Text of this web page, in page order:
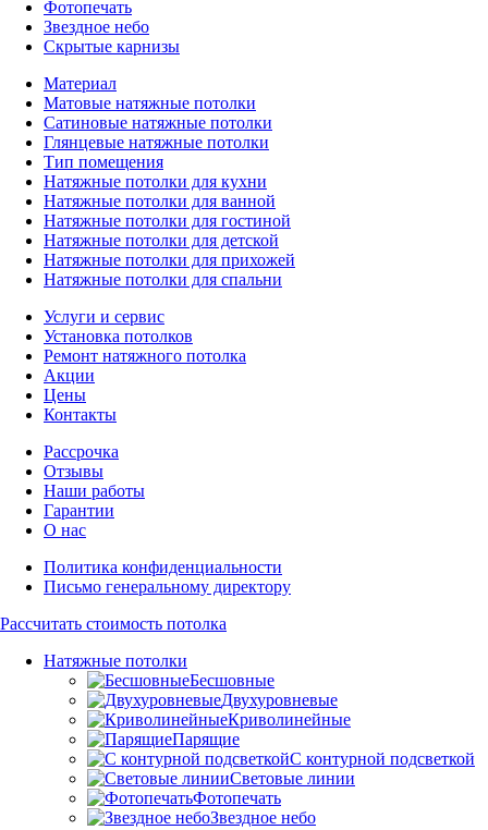
Фотопечать
Звездное небо
Скрытые карнизы
Материал
Матовые натяжные потолки
Сатиновые натяжные потолки
Глянцевые натяжные потолки
Тип помещения
Натяжные потолки для кухни
Натяжные потолки для ванной
Натяжные потолки для гостиной
Натяжные потолки для детской
Натяжные потолки для прихожей
Натяжные потолки для спальни
Услуги и сервис
Установка потолков
Ремонт натяжного потолка
Акции
Цены
Контакты
Рассрочка
Отзывы
Наши работы
Гарантии
О нас
Политика конфиденциальности
Письмо генеральному директору
Рассчитать стоимость потолка
Натяжные потолки
Бесшовные
Двухуровневые
Криволинейные
Парящие
С контурной подсветкой
Световые линии
Фотопечать
Звездное небо